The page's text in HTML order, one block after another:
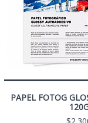
PAPEL FOTOG